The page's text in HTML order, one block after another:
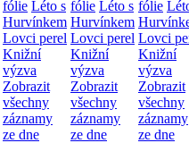
fólie Léto s
Hurvínkem
Lovci perel
Knižní
výzva
Zobrazit
všechny
záznamy
ze dne
fólie Léto s
Hurvínkem
Lovci perel
Knižní
výzva
Zobrazit
všechny
záznamy
ze dne
fólie
Lovci
Knižní
výzva
Zobrazit
všechny
záznamy
ze dne